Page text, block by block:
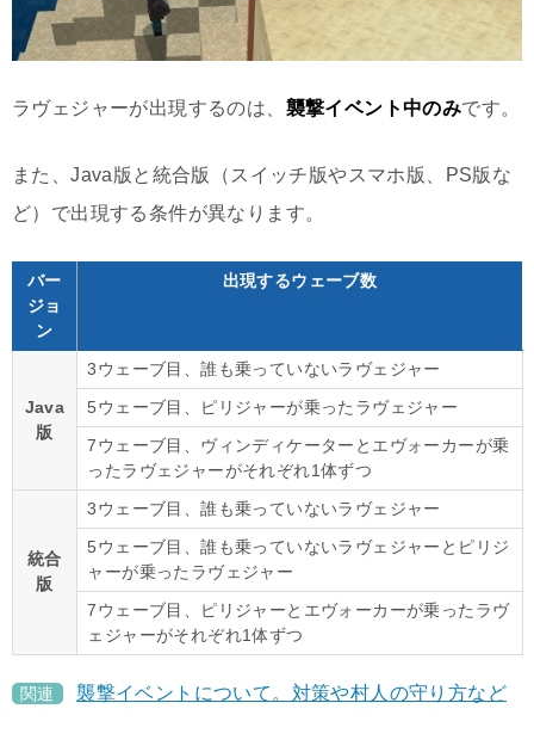
ラヴェジャーが出現するのは、 襲撃イベント中のみです。
また、Java版と統合版（スイッチ版やスマホ版、PS版な
ど）で出現する条件が異なります。
バー
ジョ
ン
出現するウェーブ数
Java
版
3ウェーブ目、誰も乗っていないラヴェジャー
5ウェーブ目、ピリジャーが乗ったラヴェジャー
7ウェーブ目、ヴィンディケーターとエヴォーカーが乗
ったラヴェジャーがそれぞれ1体ずつ
統合
版
3ウェーブ目、誰も乗っていないラヴェジャー
5ウェーブ目、誰も乗っていないラヴェジャーとピリジ
ャーが乗ったラヴェジャー
7ウェーブ目、ピリジャーとエヴォーカーが乗ったラヴ
ェジャーがそれぞれ1体ずつ
関連 襲撃イベントについて。対策や村人の守り方など